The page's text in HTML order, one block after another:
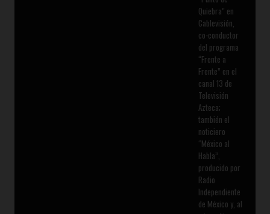
Quiebra” en
Cablevisión,
co-conductor
del programa
“Frente a
Frente” en el
canal 13 de
Televisión
Azteca;
también el
noticiero
“México al
Habla”,
producido por
Radio
Independiente
de México y, al